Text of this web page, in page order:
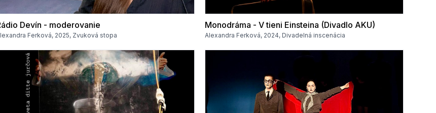
Devín - moderovanie
Ferková, 2025, Zvuková stopa
Monodráma - V tieni Einsteina (Divadlo AKU)
Alexandra Ferková, 2024, Divadelná inscenácia